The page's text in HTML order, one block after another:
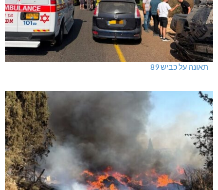
תאונה על כביש 89